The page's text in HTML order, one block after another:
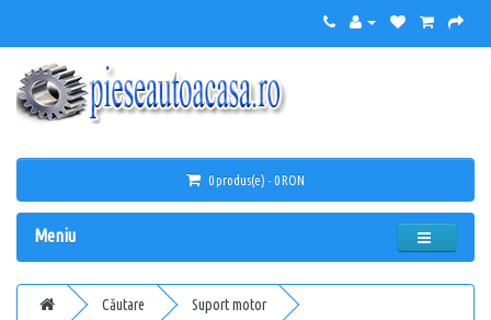
0 produs(e) - 0 RON
Meniu
Căutare Suport motor